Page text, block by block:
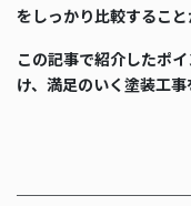
をしっかり比較すること
この記事で紹介したポ
け、満足のいく塗装工事